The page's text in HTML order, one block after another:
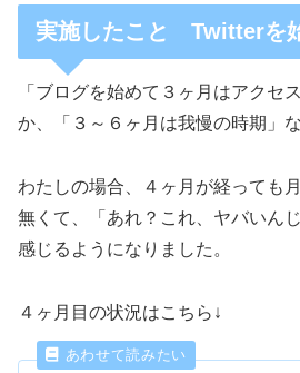
実施したこと Twitterを
「ブログを始めて３ヶ月はアクセ
か、「３～６ヶ月は我慢の時期」
わたしの場合、４ヶ月が経っても
無くて、「あれ？これ、ヤバいん
感じるようになりました。
４ヶ月目の状況はこちら↓